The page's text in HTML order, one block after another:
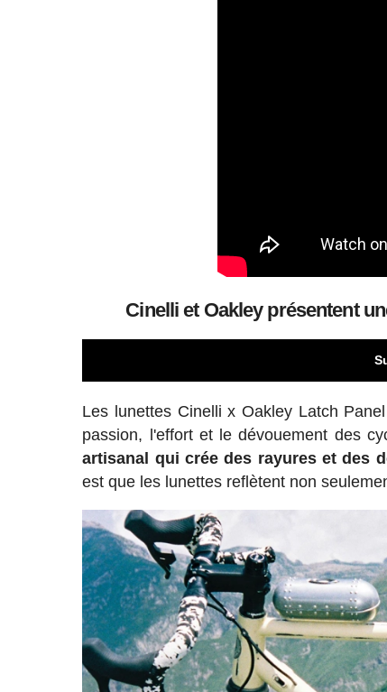
Cinelli et Oakley présentent
Les lunettes Cinelli x Oakley Latch
passion, l'effort et le dévouement des
artisanal qui crée des rayures et des
est que les lunettes reflètent non